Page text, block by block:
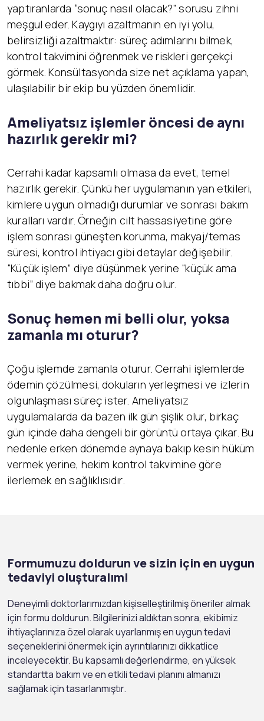
yaptıranlarda “sonuç nasıl olacak?” sorusu zihni
meşgul eder. Kaygıyı azaltmanın en iyi yolu,
belirsizliği azaltmaktır: süreç adımlarını bilmek,
kontrol takvimini öğrenmek ve riskleri gerçekçi
görmek. Konsültasyonda size net açıklama yapan,
ulaşılabilir bir ekip bu yüzden önemlidir.
Ameliyatsız işlemler öncesi de aynı
hazırlık gerekir mi?
Cerrahi kadar kapsamlı olmasa da evet, temel
hazırlık gerekir. Çünkü her uygulamanın yan etkileri,
kimlere uygun olmadığı durumlar ve sonrası bakım
kuralları vardır. Örneğin cilt hassasiyetine göre
işlem sonrası güneşten korunma, makyaj/temas
süresi, kontrol ihtiyacı gibi detaylar değişebilir.
“Küçük işlem” diye düşünmek yerine “küçük ama
tıbbi” diye bakmak daha doğru olur.
Sonuç hemen mi belli olur, yoksa
zamanla mı oturur?
Çoğu işlemde zamanla oturur. Cerrahi işlemlerde
ödemin çözülmesi, dokuların yerleşmesi ve izlerin
olgunlaşması süreç ister. Ameliyatsız
uygulamalarda da bazen ilk gün şişlik olur, birkaç
gün içinde daha dengeli bir görüntü ortaya çıkar. Bu
nedenle erken dönemde aynaya bakıp kesin hüküm
vermek yerine, hekim kontrol takvimine göre
ilerlemek en sağlıklısıdır.
Formumuzu doldurun ve sizin için en uygun
tedaviyi oluşturalım!
Deneyimli doktorlarımızdan kişiselleştirilmiş öneriler almak
için formu doldurun. Bilgilerinizi aldıktan sonra, ekibimiz
ihtiyaçlarınıza özel olarak uyarlanmış en uygun tedavi
seçeneklerini önermek için ayrıntılarınızı dikkatlice
inceleyecektir. Bu kapsamlı değerlendirme, en yüksek
standartta bakım ve en etkili tedavi planını almanızı
sağlamak için tasarlanmıştır.